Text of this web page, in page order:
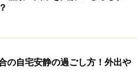
から幼稚園入園ＯＫ」とい
か、現役ママ達に緊急イン
の自宅安静の過ごし方！外出や